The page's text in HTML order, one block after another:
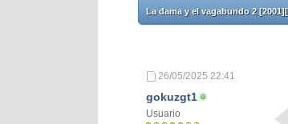
La dama y el vagabundo 2
26/05/2025 22:41
gokuzgt1
Usuario